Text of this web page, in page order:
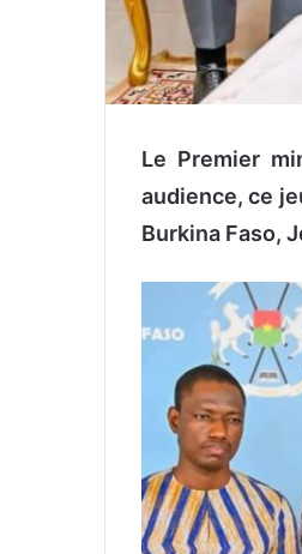
Le Premier
audience, ce
Burkina Faso,